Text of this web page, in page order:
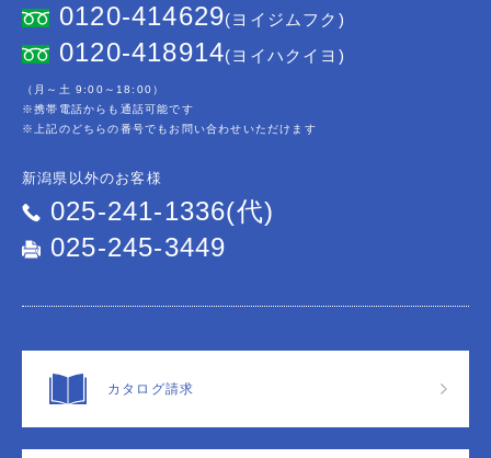
0120-414629(ヨイジムフク)
0120-418914(ヨイハクイヨ)
（月～土 9:00～18:00）
※携帯電話からも通話可能です
※上記のどちらの番号でもお問い合わせいただけます
新潟県以外のお客様
025-241-1336(代)
025-245-3449
カタログ請求